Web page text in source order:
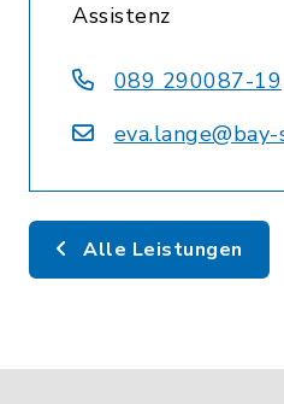
Assistenz
089 290087-19
Alle Leistungen